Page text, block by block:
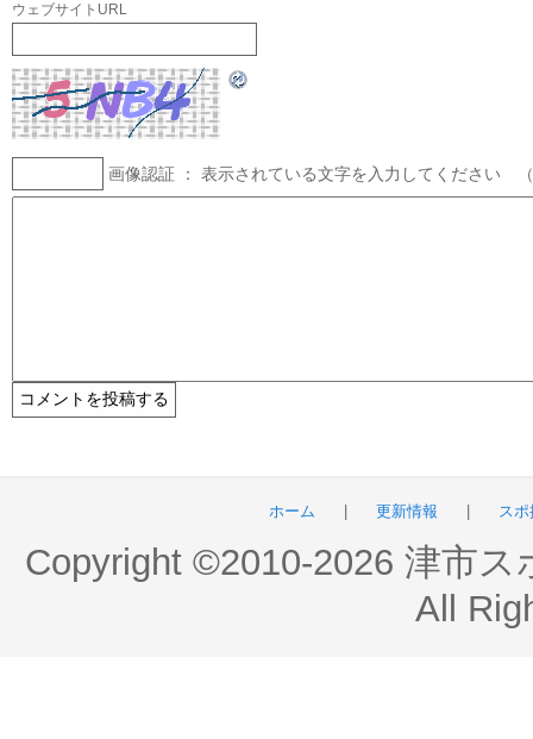
ウェブサイトURL
画像認証 ： 表示されている文字を入力してください
ホーム 更新情報 ス
Copyright ©2010-2026 津市
All